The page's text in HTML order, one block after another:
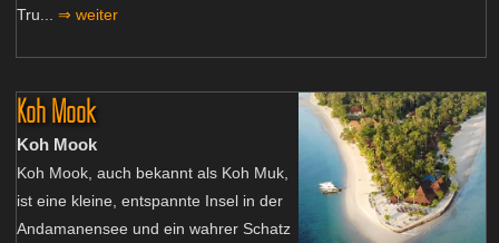
Tru... ⇒ weiter
Koh Mook
Koh Mook
Koh Mook, auch bekannt als Koh Muk,
ist eine kleine, entspannte Insel in der
Andamanensee und ein wahrer Schatz